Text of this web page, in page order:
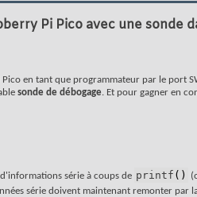
Pi Pico avec une sonde
en tant que programmateur par le port
sonde de débogage. Et pour gagner en
série à coups de printf ( )
série doivent maintenant remonter par